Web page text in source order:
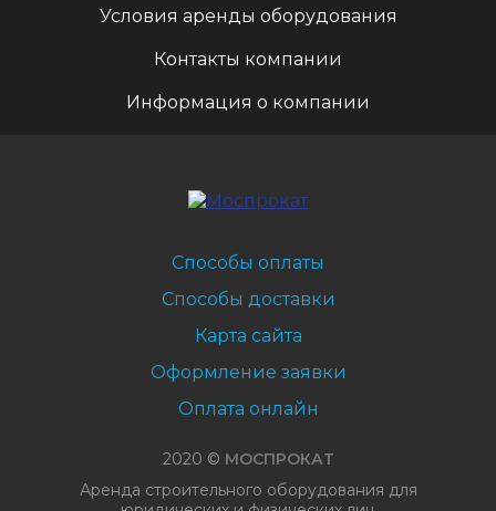
Условия аренды оборудования
Контакты компании
Информация о компании
Способы оплаты
Способы доставки
Карта сайта
Оформление заявки
Оплата онлайн
2020 © МОСПРОКАТ
Аренда строительного оборудования для